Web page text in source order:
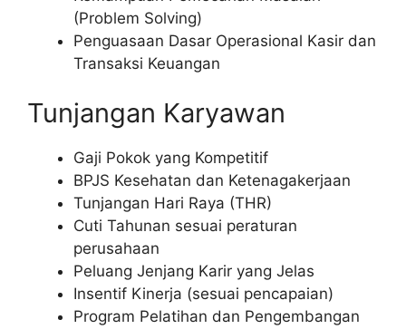
(Problem Solving)
Penguasaan Dasar Operasional Kasir dan
Transaksi Keuangan
Tunjangan Karyawan
Gaji Pokok yang Kompetitif
BPJS Kesehatan dan Ketenagakerjaan
Tunjangan Hari Raya (THR)
Cuti Tahunan sesuai peraturan
perusahaan
Peluang Jenjang Karir yang Jelas
Insentif Kinerja (sesuai pencapaian)
Program Pelatihan dan Pengembangan